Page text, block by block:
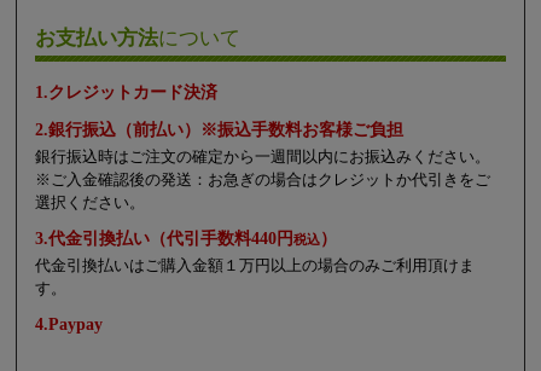
お支払い方法について
1.クレジットカード決済
2.銀行振込（前払い）※振込手数料お客様ご負担
銀行振込時はご注文の確定から一週間以内にお振込みください。
※ご入金確認後の発送：お急ぎの場合はクレジットか代引きをご
選択ください。
3.代金引換払い（代引手数料440円税込）
代金引換払いはご購入金額１万円以上の場合のみご利用頂けま
す。
4.Paypay